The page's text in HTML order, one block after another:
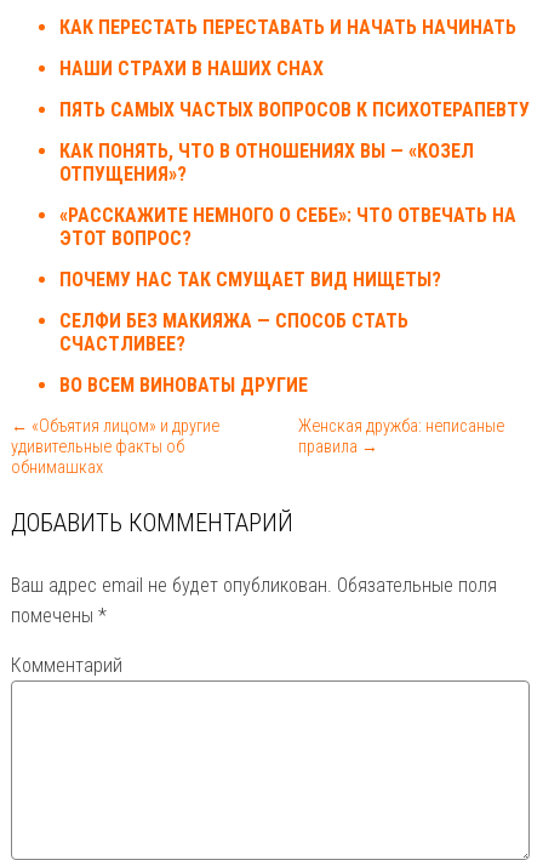
КАК ПЕРЕСТАТЬ ПЕРЕСТАВАТЬ И НАЧАТЬ НАЧИНАТЬ
НАШИ СТРАХИ В НАШИХ СНАХ
ПЯТЬ САМЫХ ЧАСТЫХ ВОПРОСОВ К ПСИХОТЕРАПЕВТУ
КАК ПОНЯТЬ, ЧТО В ОТНОШЕНИЯХ ВЫ — «КОЗЕЛ
ОТПУЩЕНИЯ»?
«РАССКАЖИТЕ НЕМНОГО О СЕБЕ»: ЧТО ОТВЕЧАТЬ НА
ЭТОТ ВОПРОС?
ПОЧЕМУ НАС ТАК СМУЩАЕТ ВИД НИЩЕТЫ?
СЕЛФИ БЕЗ МАКИЯЖА — СПОСОБ СТАТЬ
СЧАСТЛИВЕЕ?
ВО ВСЕМ ВИНОВАТЫ ДРУГИЕ
← «Объятия лицом» и другие
удивительные факты об
обнимашках
Женская дружба: неписаные
правила →
ДОБАВИТЬ КОММЕНТАРИЙ
Ваш адрес email не будет опубликован. Обязательные поля
помечены *
Комментарий